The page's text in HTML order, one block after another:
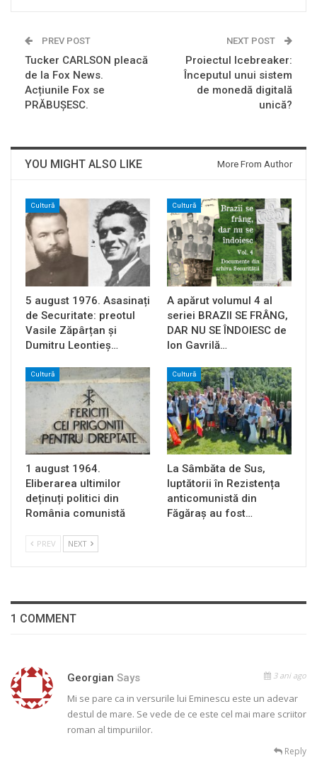
PREV POST
Tucker CARLSON pleacă
de la Fox News.
Acțiunile Fox se
PRĂBUȘESC.
NEXT POST
Proiectul Icebreaker:
Începutul unui sistem
de monedă digitală
unică?
YOU MIGHT ALSO LIKE More From Author
Cultură
5 august 1976. Asasinați
de Securitate: preotul
Vasile Zăpârțan și
Dumitru Leontieș…
Cultură
A apărut volumul 4 al
seriei BRAZII SE FRÂNG,
DAR NU SE ÎNDOIESC de
Ion Gavrilă…
Cultură
1 august 1964.
Eliberarea ultimilor
deținuți politici din
România comunistă
Cultură
La Sâmbăta de Sus,
luptătorii în Rezistența
anticomunistă din
Făgăraș au fost…
PREV NEXT
1 COMMENT
Georgian Says 3 ani ago
Mi se pare ca in versurile lui Eminescu este un adevar
destul de mare. Se vede de ce este cel mai mare scriitor
roman al timpuriilor.
Reply